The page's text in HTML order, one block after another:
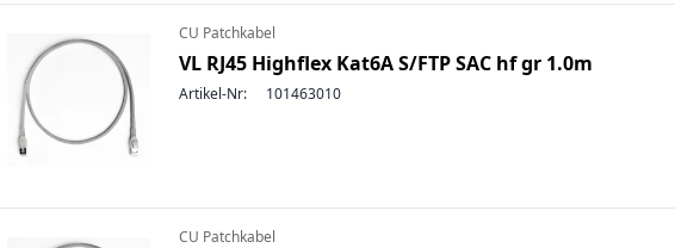
CU Patchkabel
VL RJ45 Highflex Kat6A S/FTP SAC hf gr 1.0m
Artikel-Nr: 101463010
CU Patchkabel